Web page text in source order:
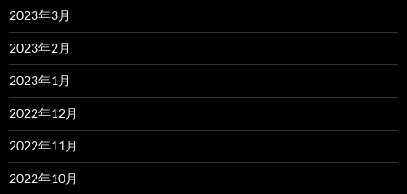
2023年3月
2023年2月
2023年1月
2022年12月
2022年11月
2022年10月